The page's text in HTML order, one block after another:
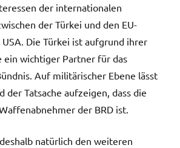
der internationalen
der Türkei und den EU-
Die Türkei ist aufgrund ihrer
ein wichtiger Partner für das
Auf militärischer Ebene lässt
der Tatsache aufzeigen, dass die
der BRD ist.
natürlich den weiteren